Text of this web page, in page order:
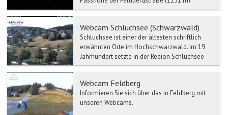
zwischen dem Wiesental im...
Webcam Schluchsee (Schwarzwald)
Schluchsee ist einer der ältesten schriftlich
erwähnten Orte im Hochschwarzwald. Im 19.
Jahrhundert setzte in der Region Schluchsee
eine Verarm...
Webcam Feldberg
Informieren Sie sich über das in Feldberg mit
unseren Webcams.